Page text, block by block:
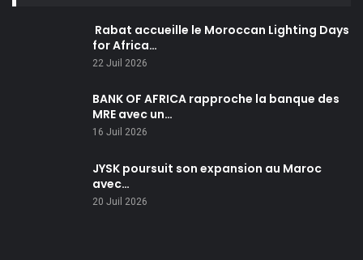
Rabat accueille le Moroccan Lighting Days
for Africa…
22 Juil 2026
BANK OF AFRICA rapproche la banque des
MRE avec un…
16 Juil 2026
JYSK poursuit son expansion au Maroc
avec…
20 Juil 2026